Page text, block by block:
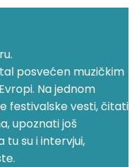
posvećen muzičkim
Na jednom
festivalske vesti, čitati
upoznati još
tu su i intervjui,